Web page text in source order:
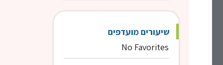
שיעורים מועדפים
No Favorites